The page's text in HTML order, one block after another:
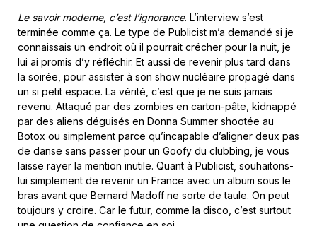
Le savoir moderne, c’est l’ignorance. L’interview s’est
terminée comme ça. Le type de Publicist m’a demandé si je
connaissais un endroit où il pourrait crécher pour la nuit, je
lui ai promis d’y réfléchir. Et aussi de revenir plus tard dans
la soirée, pour assister à son show nucléaire propagé dans
un si petit espace. La vérité, c’est que je ne suis jamais
revenu. Attaqué par des zombies en carton-pâte, kidnappé
par des aliens déguisés en Donna Summer shootée au
Botox ou simplement parce qu’incapable d’aligner deux pas
de danse sans passer pour un Goofy du clubbing, je vous
laisse rayer la mention inutile. Quant à Publicist, souhaitons-
lui simplement de revenir un France avec un album sous le
bras avant que Bernard Madoff ne sorte de taule. On peut
toujours y croire. Car le futur, comme la disco, c’est surtout